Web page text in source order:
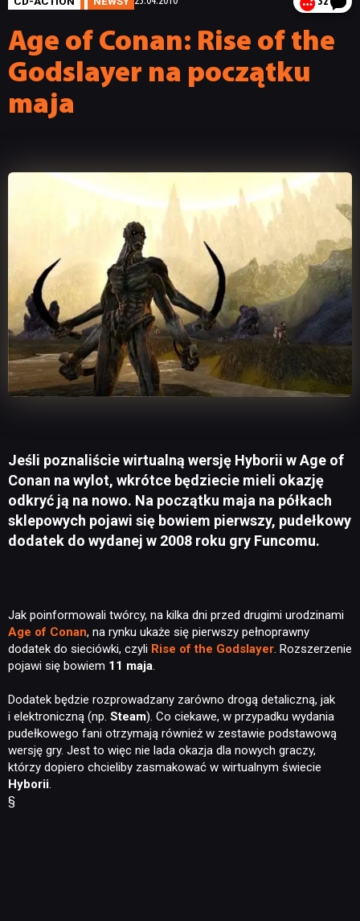
Age of Conan: Rise of the
Godslayer na początku
maja
Jeśli poznaliście wirtualną wersję Hyborii w Age of
Conan na wylot, wkrótce będziecie mieli okazję
odkryć ją na nowo. Na początku maja na półkach
sklepowych pojawi się bowiem pierwszy, pudełkowy
dodatek do wydanej w 2008 roku gry Funcomu.
Jak poinformowali twórcy, na kilka dni przed drugimi urodzinami
Age of Conan, na rynku ukaże się pierwszy pełnoprawny
dodatek do sieciówki, czyli Rise of the Godslayer. Rozszerzenie
pojawi się bowiem 11 maja.
Dodatek będzie rozprowadzany zarówno drogą detaliczną, jak
i elektroniczną (np. Steam). Co ciekawe, w przypadku wydania
pudełkowego fani otrzymają również w zestawie podstawową
wersję gry. Jest to więc nie lada okazja dla nowych graczy,
którzy dopiero chcieliby zasmakować w wirtualnym świecie
Hyborii.
§